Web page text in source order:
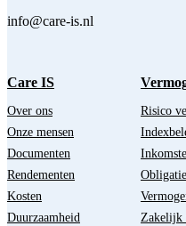
info@care-is.nl
Care IS
Over ons
Onze mensen
Documenten
Rendementen
Kosten
Duurzaamheid
Risico
Zakelijk